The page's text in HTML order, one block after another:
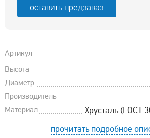
оставить предзаказ
Артикул
Высота
Диаметр
Производитель
Материал
Хрусталь (ГОСТ
прочитать подробное